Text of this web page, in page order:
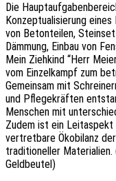
Die
Konzeptualisierung
von Betonteilen,
Dämmung, Einbau von
Mein Ziehkind “Herr
vom Einzelkampf zum
Gemeinsam mit
und Pflegekräften
Menschen mit
Zudem ist ein Leitaspekt
vertretbare Ökobilanz
traditioneller
Geldbeutel)